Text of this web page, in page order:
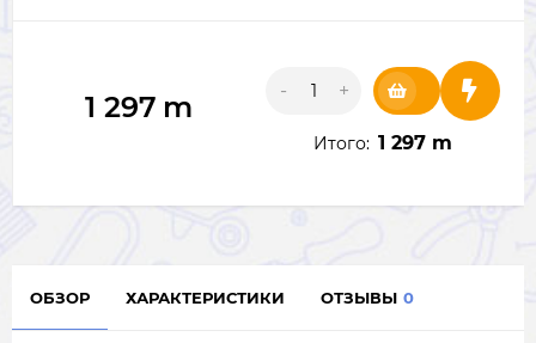
1 297 m - +
Итого: 1 297 m
ОБЗОР ХАРАКТЕРИСТИКИ ОТЗЫВЫ 0